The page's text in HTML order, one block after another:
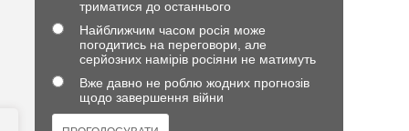
триматися до останнього
Найближчим часом росія може
погодитись на переговори, але
серйозних намірів росіяни не матимуть
Вже давно не роблю жодних прогнозів
щодо завершення війни